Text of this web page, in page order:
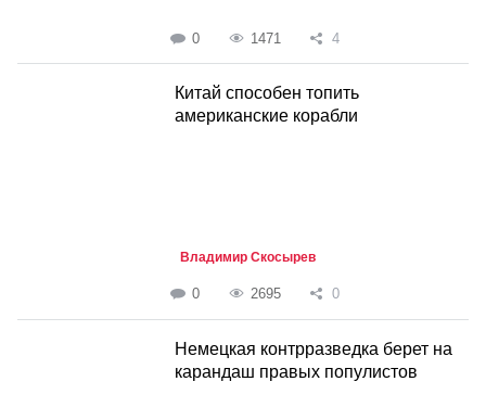
0 1471 4
Китай способен топить
американские корабли
Владимир Скосырев
0 2695 0
Немецкая контрразведка берет на
карандаш правых популистов